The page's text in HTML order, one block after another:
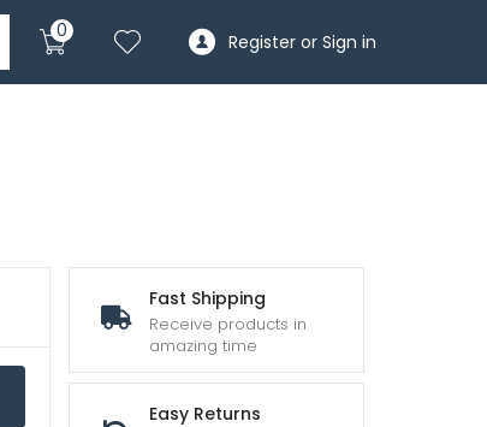
0 Register or Sign in
Fast Shipping
Receive products in
amazing time
Easy Returns